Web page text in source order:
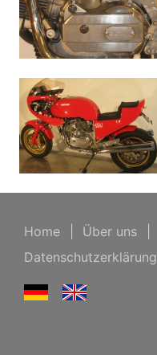
Home Über uns
Datenschutzerklärung